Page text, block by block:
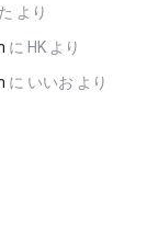
より
に HK より
に いいお より